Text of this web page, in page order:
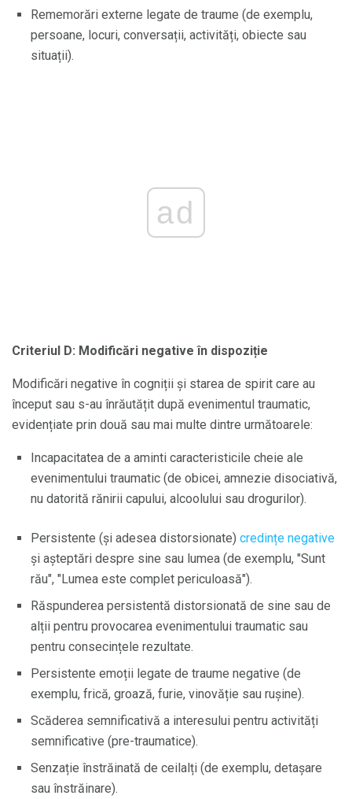
Rememorări externe legate de traume (de exemplu,
persoane, locuri, conversații, activități, obiecte sau
situații).
ad
Criteriul D: Modificări negative în dispoziție
Modificări negative în cogniții și starea de spirit care au
început sau s-au înrăutățit după evenimentul traumatic,
evidențiate prin două sau mai multe dintre următoarele:
Incapacitatea de a aminti caracteristicile cheie ale
evenimentului traumatic (de obicei, amnezie disociativă,
nu datorită rănirii capului, alcoolului sau drogurilor).
Persistente (și adesea distorsionate) credințe negative
și așteptări despre sine sau lumea (de exemplu, "Sunt
rău", "Lumea este complet periculoasă").
Răspunderea persistentă distorsionată de sine sau de
alții pentru provocarea evenimentului traumatic sau
pentru consecințele rezultate.
Persistente emoții legate de traume negative (de
exemplu, frică, groază, furie, vinovăție sau rușine).
Scăderea semnificativă a interesului pentru activități
semnificative (pre-traumatice).
Senzație înstrăinată de ceilalți (de exemplu, detașare
sau înstrăinare).